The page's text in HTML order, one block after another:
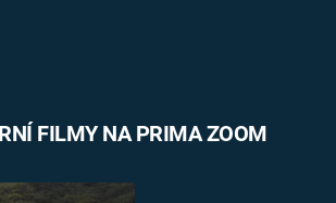
FILMY NA PRIMA ZOOM